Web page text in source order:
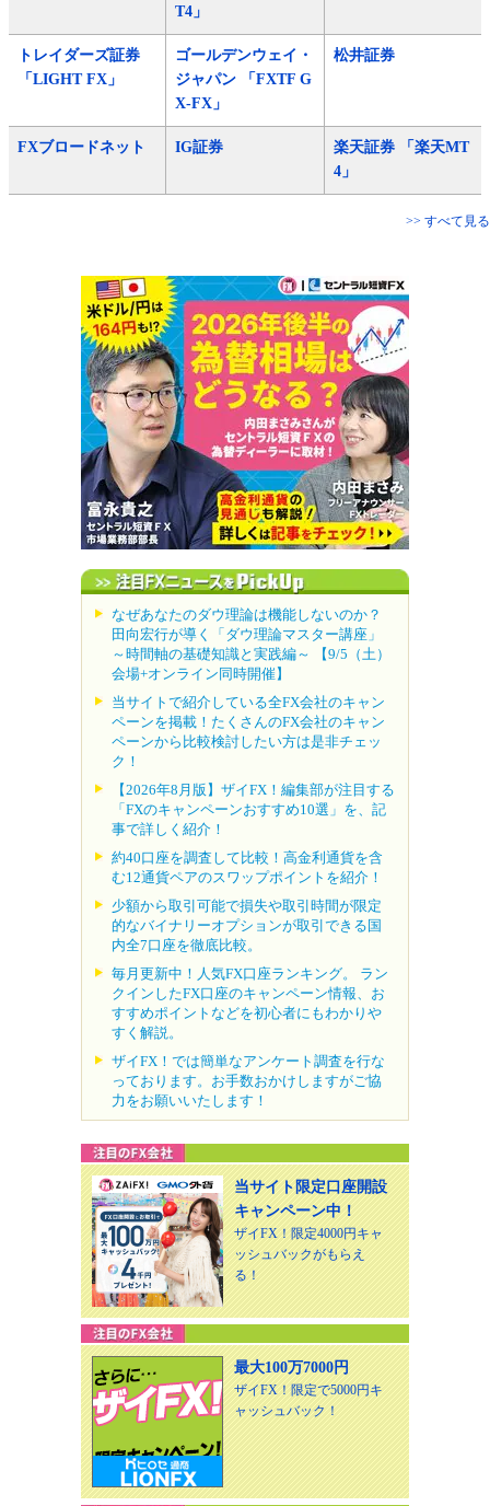
T4」
トレイダーズ証券
「LIGHT FX」
ゴールデンウェイ・
ジャパン 「FXTF G
X-FX」
松井証券
FXブロードネット IG証券
楽天証券 「楽天MT
4」
>> すべて見る
なぜあなたのダウ理論は機能しないのか？
田向宏行が導く「ダウ理論マスター講座」
～時間軸の基礎知識と実践編～ 【9/5（土）
会場+オンライン同時開催】
当サイトで紹介している全FX会社のキャン
ペーンを掲載！たくさんのFX会社のキャン
ペーンから比較検討したい方は是非チェッ
ク！
【2026年8月版】ザイFX！編集部が注目する
「FXのキャンペーンおすすめ10選」を、記
事で詳しく紹介！
約40口座を調査して比較！高金利通貨を含
む12通貨ペアのスワップポイントを紹介！
少額から取引可能で損失や取引時間が限定
的なバイナリーオプションが取引できる国
内全7口座を徹底比較。
毎月更新中！人気FX口座ランキング。 ラン
クインしたFX口座のキャンペーン情報、お
すすめポイントなどを初心者にもわかりや
すく解説。
ザイFX！では簡単なアンケート調査を行な
っております。お手数おかけしますがご協
力をお願いいたします！
当サイト限定口座開設
キャンペーン中！
ザイFX！限定4000円キャ
ッシュバックがもらえ
る！
最大100万7000円
ザイFX！限定で5000円キ
ャッシュバック！